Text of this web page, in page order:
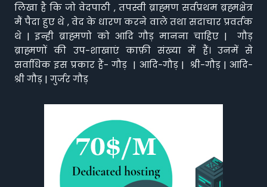
लिखा है कि जो वेदपाठी , तपस्वी ब्राह्मण सर्वप्रथम ब्रह्मक्षेत्र
मैं पैदा हुए थे , वेद के धारण करने वाले तथा सदाचार प्रवर्तक
थे | इन्ही ब्राह्मणो को आदि गौड़ मानना चाहिए | गौड़
ब्राह्मणों की उप-शाखाएं काफ़ी संख्या में हैं। उनमें से
सर्वाधिक इस प्रकार हैं- गौड़ | आदि-गौड़ | श्री-गौड़ | आदि-
श्री गौड़ | गुर्जर गौड़